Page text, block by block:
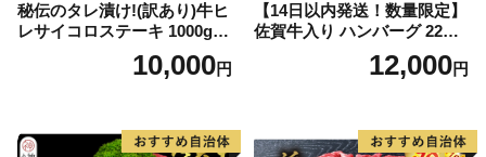
秘伝のタレ漬け!(訳あり)牛ヒ
レサイコロステーキ 1000g
10,000円
【14日以内発送！数量限定】
佐賀牛入り ハンバーグ 22個
2.6kg(120g×22個)【佐賀牛
黒毛和牛 ブランド牛 九州 ハ
気】(H083106)
12,000円